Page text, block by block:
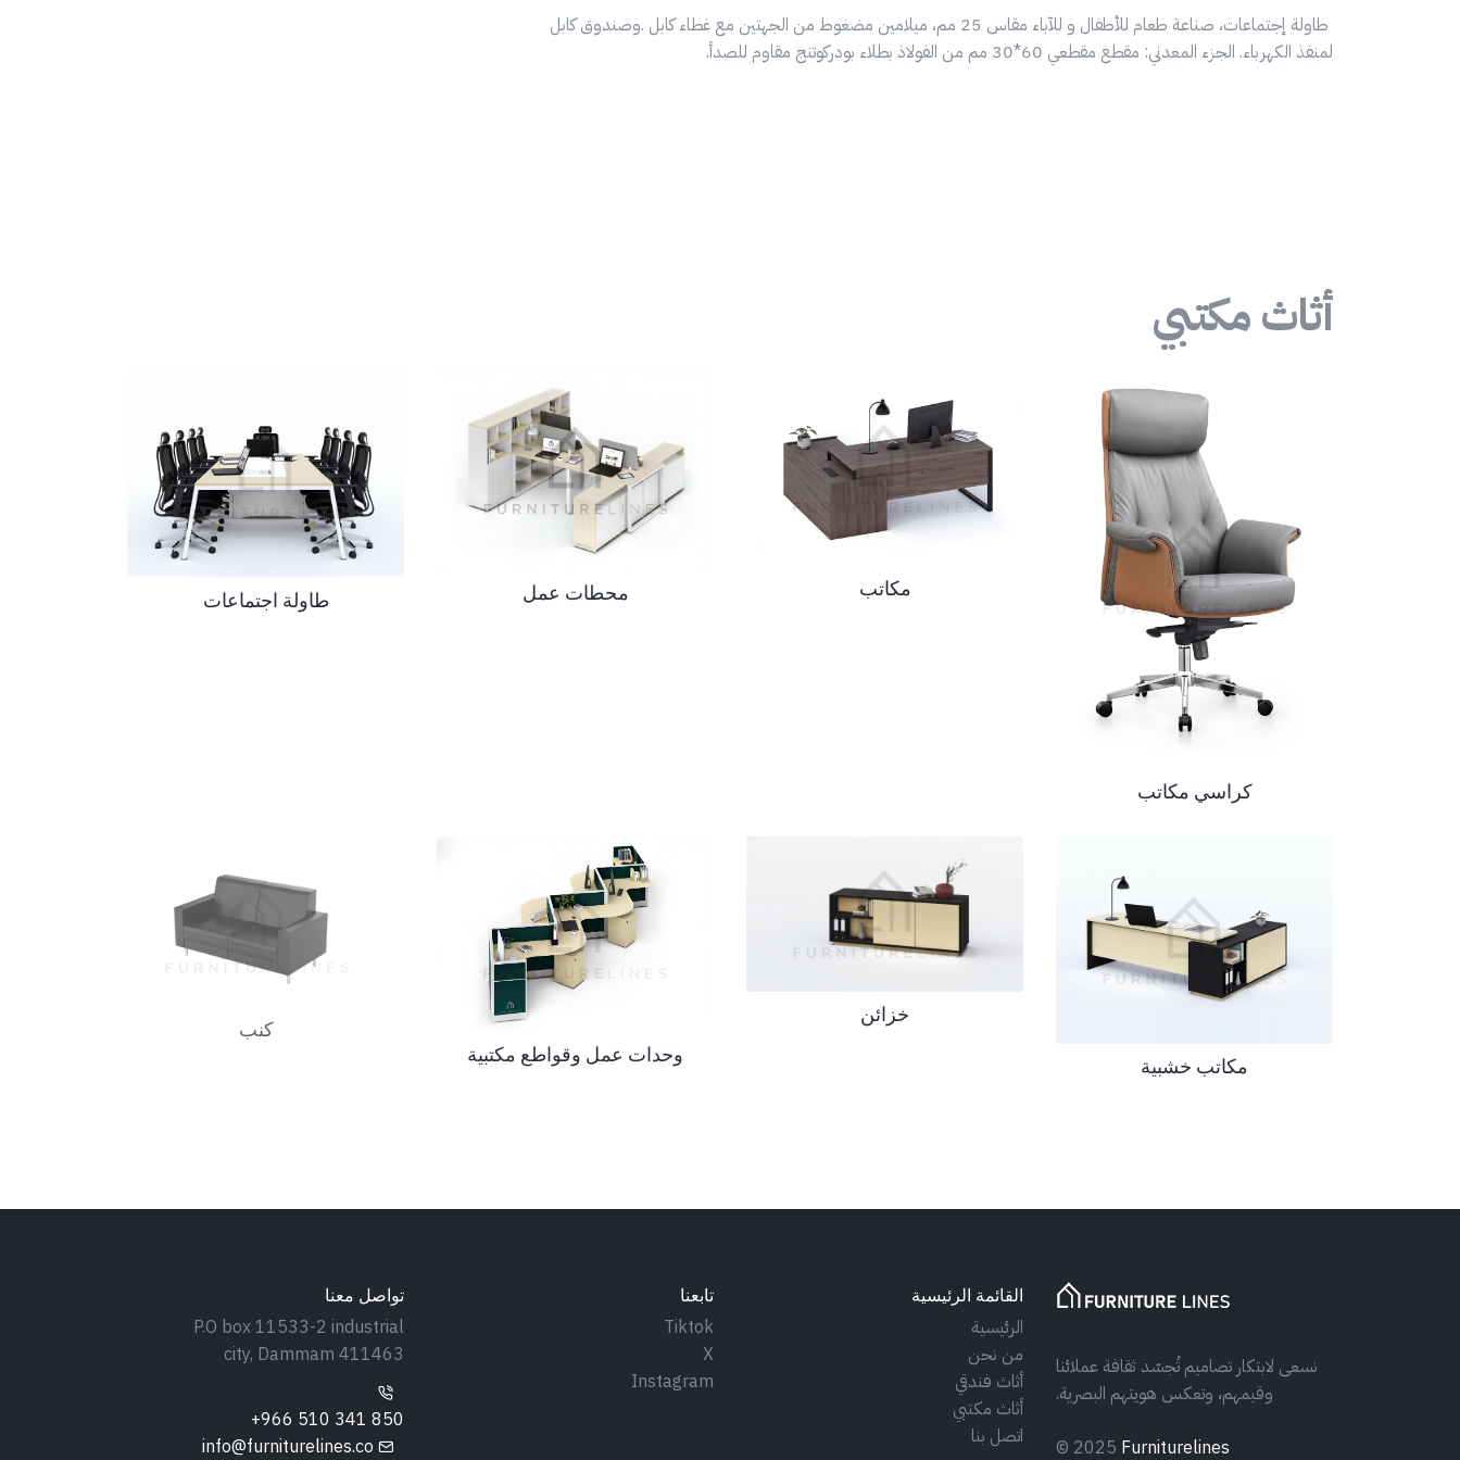
طاولة إجتماعات، صناعة طعام للأطفال و للآباء مقاس 25 مم، ميلامين مضغوط من الجهتين مع غطاء كابل .وصندوق كابل
لمنفذ الكهرباء. الجزء المعدني: مقطع مقطعي 60*30 مم من الفولاذ بطلاء بودركوتنج مقاوم للصدأ.
أثاث مكتبي
كراسي مكاتب
مكاتب محطات عمل طاولة اجتماعات
مكاتب خشبية
خزائن
وحدات عمل وقواطع مكتبية
نسعى لابتكار تصاميم تُجسّد ثقافة عملائنا
وقيمهم، وتعكس هويتهم البصرية.
© 2025 Furniturelines
القائمة الرئيسية
الرئيسية
من نحن
أثاث فندقي
أثاث مكتبي
اتصل بنا
تابعنا
Tiktok
X
Instagram
تواصل معنا
P.O box 11533-2 industrial
city, Dammam 411463
+966 510 341 850
info@furniturelines.co